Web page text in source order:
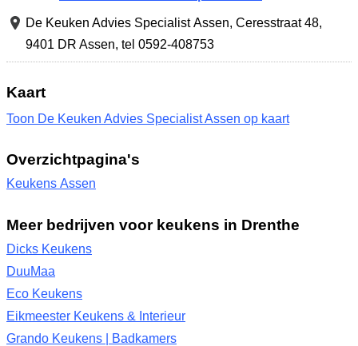
De Keuken Advies Specialist Assen, Ceresstraat 48,
9401 DR Assen, tel 0592-408753
Kaart
Toon De Keuken Advies Specialist Assen op kaart
Overzichtpagina's
Keukens Assen
Meer bedrijven voor keukens in Drenthe
Dicks Keukens
DuuMaa
Eco Keukens
Eikmeester Keukens & Interieur
Grando Keukens | Badkamers